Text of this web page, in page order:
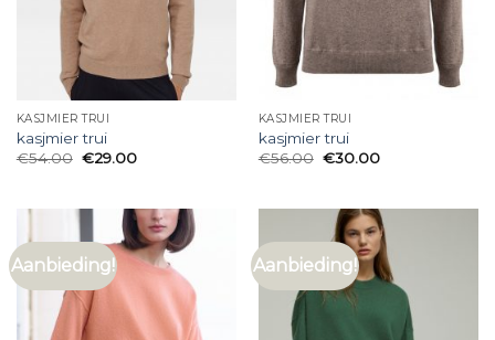
KASJMIER TRUI
kasjmier trui
€54.00 €29.00
KASJMIER TRUI
kasjmier trui
€56.00 €30.00
Aanbieding! Aanbieding!